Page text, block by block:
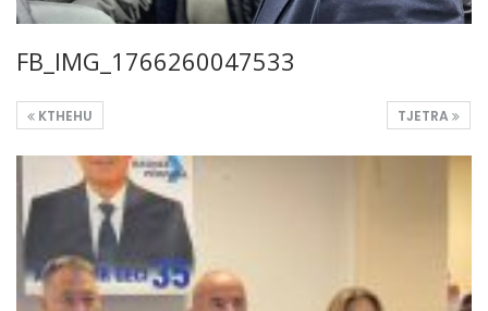
FB_IMG_1766260047533
TJETRA
KTHEHU